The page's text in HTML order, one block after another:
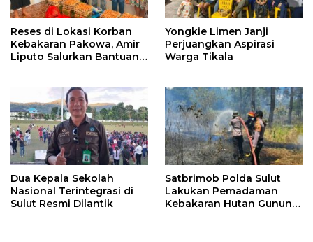
Reses di Lokasi Korban
Kebakaran Pakowa, Amir
Liputo Salurkan Bantuan
Yongkie Limen Janji
Perjuangkan Aspirasi
Warga Tikala
Dua Kepala Sekolah
Nasional Terintegrasi di
Sulut Resmi Dilantik
Satbrimob Polda Sulut
Lakukan Pemadaman
Kebakaran Hutan Gunung